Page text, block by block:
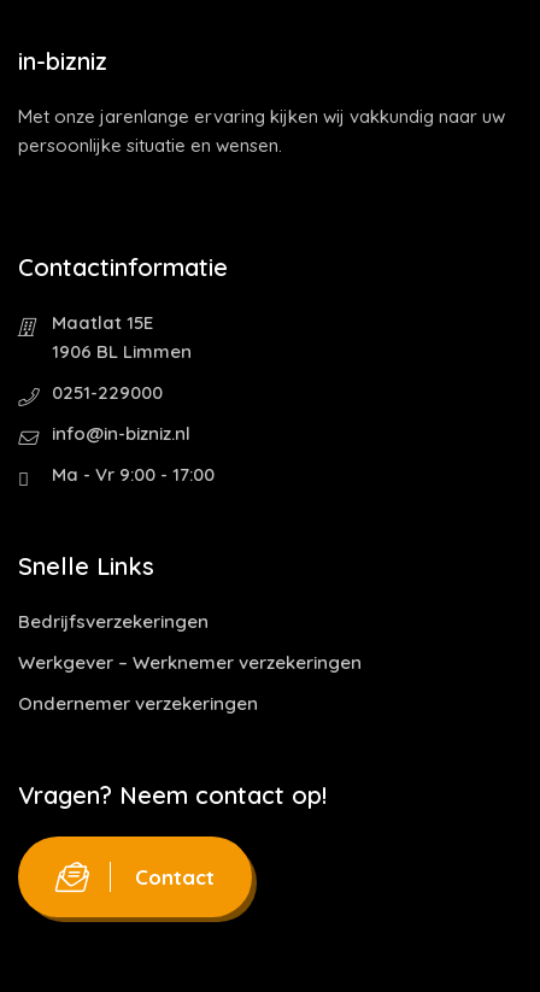
in-bizniz
Met onze jarenlange ervaring kijken wij vakkundig naar uw
persoonlijke situatie en wensen.
Contactinformatie
Maatlat 15E
1906 BL Limmen
0251-229000
info@in-bizniz.nl
Ma - Vr 9:00 - 17:00
Snelle Links
Bedrijfsverzekeringen
Werkgever – Werknemer verzekeringen
Ondernemer verzekeringen
Vragen? Neem contact op!
Contact